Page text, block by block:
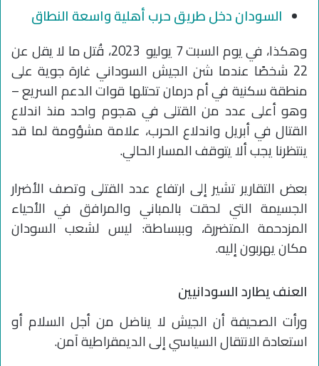
السودان دخل طريق حرب أهلية واسعة النطاق
وهكذا، في يوم السبت 7 يوليو 2023، قُتل ما لا يقل عن
22 شخصًا عندما شن الجيش السوداني غارة جوية على
منطقة سكنية في أم درمان تحتلها قوات الدعم السريع –
وهو أعلى عدد من القتلى في هجوم واحد منذ اندلاع
القتال في أبريل واندلاع الحرب، علامة مشؤومة لما قد
ينتظرنا يجب ألا يتوقف المسار الحالي.
بعض التقارير تشير إلى ارتفاع عدد القتلى وتصف الأضرار
الجسيمة التي لحقت بالمباني والمرافق في الأحياء
المزدحمة المتضررة، وببساطة: ليس لشعب السودان
مكان يهربون إليه.
العنف يطارد السودانيين
ورأت الصحيفة أن الجيش لا يناضل من أجل السلام أو
استعادة الانتقال السياسي إلى الديمقراطية آمن.